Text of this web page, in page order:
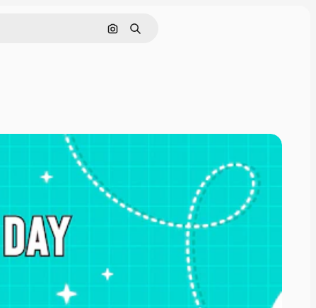
Buscar por imagen
Buscar